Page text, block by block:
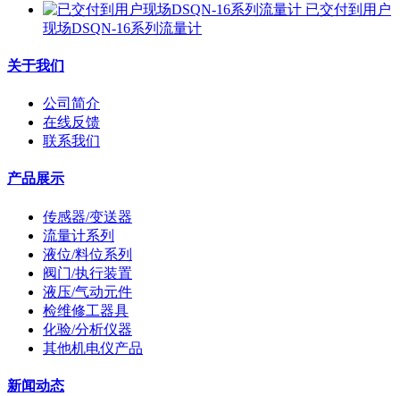
已交付到用户
现场DSQN-16系列流量计
关于我们
公司简介
在线反馈
联系我们
产品展示
传感器/变送器
流量计系列
液位/料位系列
阀门/执行装置
液压/气动元件
检维修工器具
化验/分析仪器
其他机电仪产品
新闻动态